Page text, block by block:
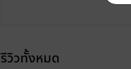
รีวิวทั้งหมด